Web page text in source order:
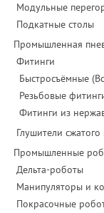
Модульные
Подкатные столы
Промышленная
Фитинги
Быстросъёмные
Резьбовые
Фитинги из
Глушители сжатого
Промышленные
Дельта-роботы
Манипуляторы и
Покрасочные